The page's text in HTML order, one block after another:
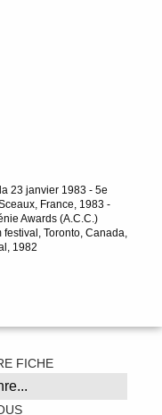
23 janvier 1983 - 5e
France, 1983 -
Awards (A.C.C.)
Toronto, Canada,
1982
FICHE